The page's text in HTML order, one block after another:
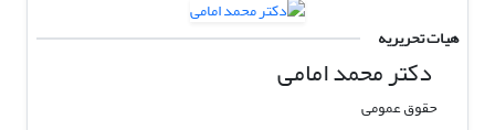
هیات تحریریه
دکتر محمد امامی
حقوق عمومی